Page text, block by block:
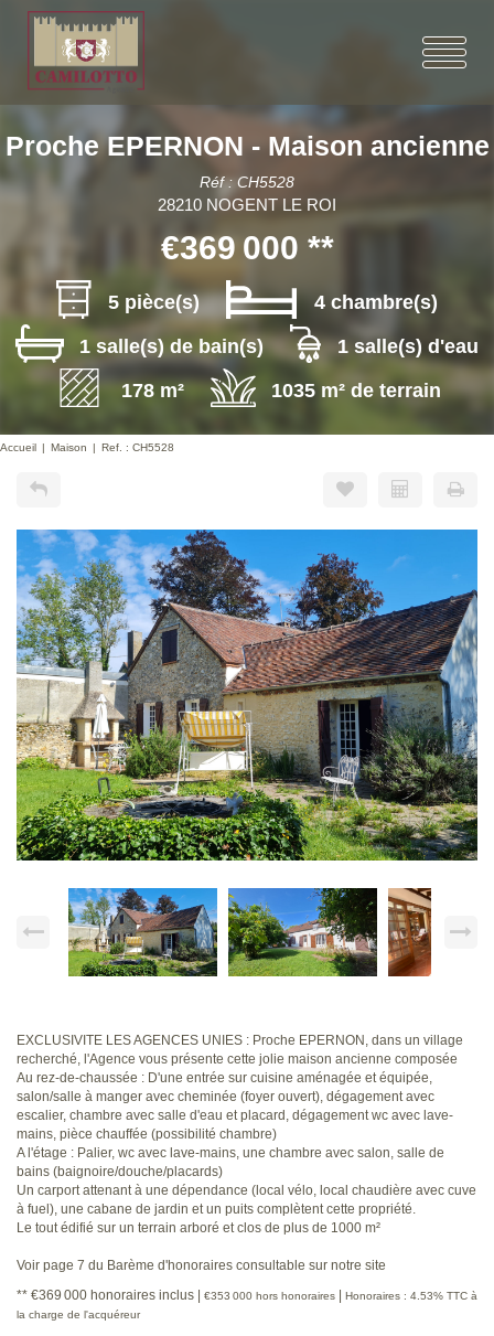
Proche EPERNON - Maison ancienne
Réf : CH5528
28210 NOGENT LE ROI
€369 000 **
5 pièce(s)
4 chambre(s)
1 salle(s) de bain(s)
1 salle(s) d'eau
178 m²
1035 m² de terrain
Accueil Maison Ref. : CH5528
EXCLUSIVITE LES AGENCES UNIES : Proche EPERNON, dans un village
recherché, l'Agence vous présente cette jolie maison ancienne composée
Au rez-de-chaussée : D'une entrée sur cuisine aménagée et équipée,
salon/salle à manger avec cheminée (foyer ouvert), dégagement avec
escalier, chambre avec salle d'eau et placard, dégagement wc avec lave-
mains, pièce chauffée (possibilité chambre)
A l'étage : Palier, wc avec lave-mains, une chambre avec salon, salle de
bains (baignoire/douche/placards)
Un carport attenant à une dépendance (local vélo, local chaudière avec cuve
à fuel), une cabane de jardin et un puits complètent cette propriété.
Le tout édifié sur un terrain arboré et clos de plus de 1000 m²
Voir page 7 du Barème d'honoraires consultable sur notre site
** €369 000 honoraires inclus €353 000 hors honoraires
Honoraires : 4.53% TTC à
la charge de l'acquéreur